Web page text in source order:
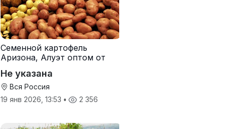
Семенной картофель
Аризона, Алуэт оптом от
Не указана
Вся Россия
19 янв 2026, 13:53 • 2 356